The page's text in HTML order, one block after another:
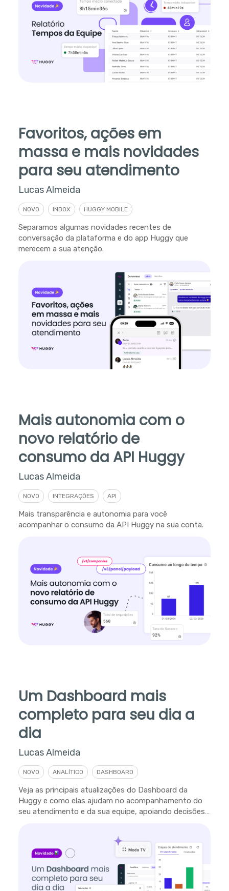
Favoritos, ações em
massa e mais novidades
para seu atendimento
Lucas Almeida
NOVO INBOX HUGGY MOBILE
Separamos algumas novidades recentes de
conversação da plataforma e do app Huggy que
merecem a sua atenção.
Mais autonomia com o
novo relatório de
consumo da API Huggy
Lucas Almeida
NOVO INTEGRAÇÕES API
Mais transparência e autonomia para você
acompanhar o consumo da API Huggy na sua conta.
Um Dashboard mais
completo para seu dia a
dia
Lucas Almeida
NOVO ANALÍTICO DASHBOARD
Veja as principais atualizações do Dashboard da
Huggy e como elas ajudam no acompanhamento do
seu atendimento e da sua equipe, apoiando decisões